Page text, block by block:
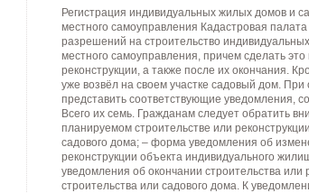
Регистрация индивидуальных жилых домов и
местного самоуправления Кадастровая
разрешений на строительство
местного самоуправления, причем сделать
реконструкции, а также после их окончания.
уже возвёл на своем участке садовый дом.
представить соответствующие уведомления,
Всего их семь. Гражданам следует обратить
планируемом строительстве или
садового дома; – форма уведомления об
реконструкции объекта индивидуального
уведомления об окончании строительства
строительства или садового дома. К